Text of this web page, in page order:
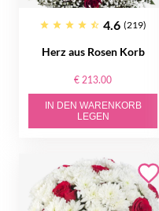
4.6 (219)
Herz aus Rosen Korb
€ 213.00
IN DEN WARENKORB
LEGEN